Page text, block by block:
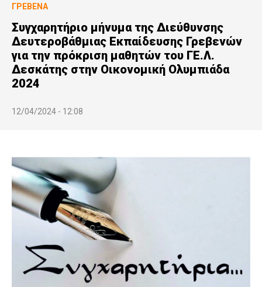
ΓΡΕΒΕΝΆ
Συγχαρητήριο μήνυμα της Διεύθυνσης
Δευτεροβάθμιας Εκπαίδευσης Γρεβενών
για την πρόκριση μαθητών του ΓΕ.Λ.
Δεσκάτης στην Οικονομική Ολυμπιάδα
2024
12/04/2024 - 12:08